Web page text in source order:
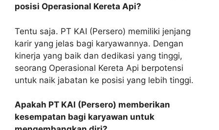
posisi Operasional Kereta Api?
Tentu saja. PT KAI (Persero) memiliki jenjang
karir yang jelas bagi karyawannya. Dengan
kinerja yang baik dan dedikasi yang tinggi,
seorang Operasional Kereta Api berpotensi
untuk naik jabatan ke posisi yang lebih tinggi.
Apakah PT KAI (Persero) memberikan
kesempatan bagi karyawan untuk